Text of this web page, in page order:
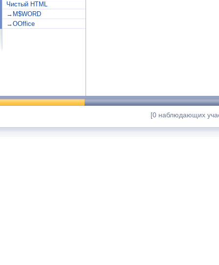
Чистый HTML
→M$WORD
→OOffice
[0 наблюдающих